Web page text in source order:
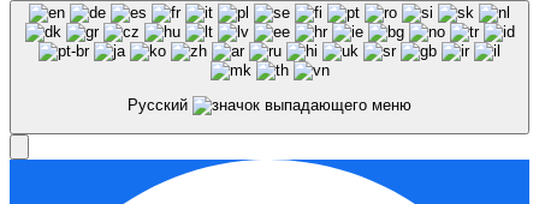
Русский